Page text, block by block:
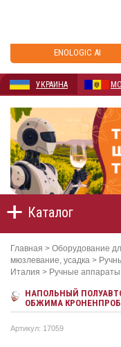
ENOLOGIC AI
УКРАИНА
Каталог
Главная > Оборудование
мюзлевание, усадка >
Италия > Ручные аппараты
НАПОЛЬНЫЙ
ОБЖИМА
Артикул: 17059